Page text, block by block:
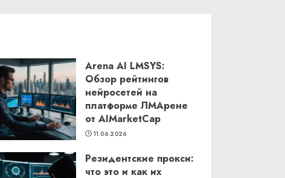
Arena AI LMSYS:
Обзор рейтингов
нейросетей на
платформе ЛМАрене
от AIMarketCap
11.06.2026
Резидентские прокси:
что это и как их